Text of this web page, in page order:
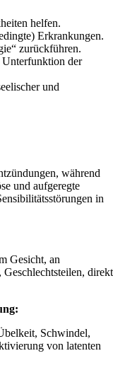
helfen.
Erkrankungen.
zurückführen.
der
und
während
und aufgeregte
in
Gesicht, an
direkt
Schwindel,
von latenten